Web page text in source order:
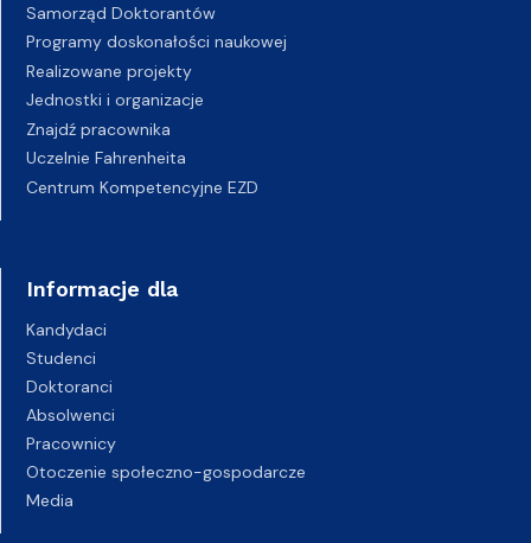
Samorząd Doktorantów
Programy doskonałości naukowej
Realizowane projekty
Jednostki i organizacje
Znajdź pracownika
Uczelnie Fahrenheita
Centrum Kompetencyjne EZD
Informacje dla
Kandydaci
Studenci
Doktoranci
Absolwenci
Pracownicy
Otoczenie społeczno-gospodarcze
Media